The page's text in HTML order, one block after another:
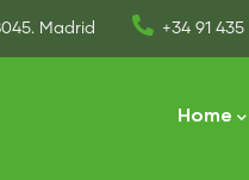
Madrid +34 91 435
Home